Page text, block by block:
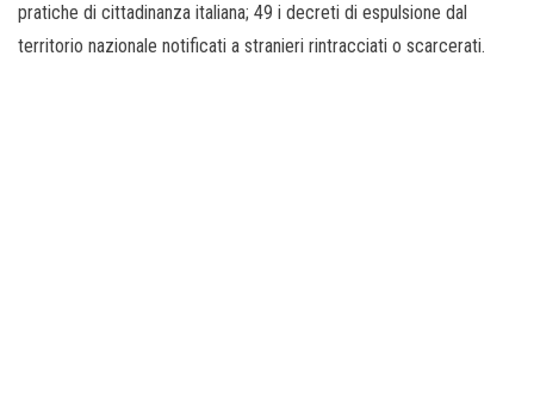
pratiche di cittadinanza italiana; 49 i decreti di espulsione dal
territorio nazionale notificati a stranieri rintracciati o scarcerati.